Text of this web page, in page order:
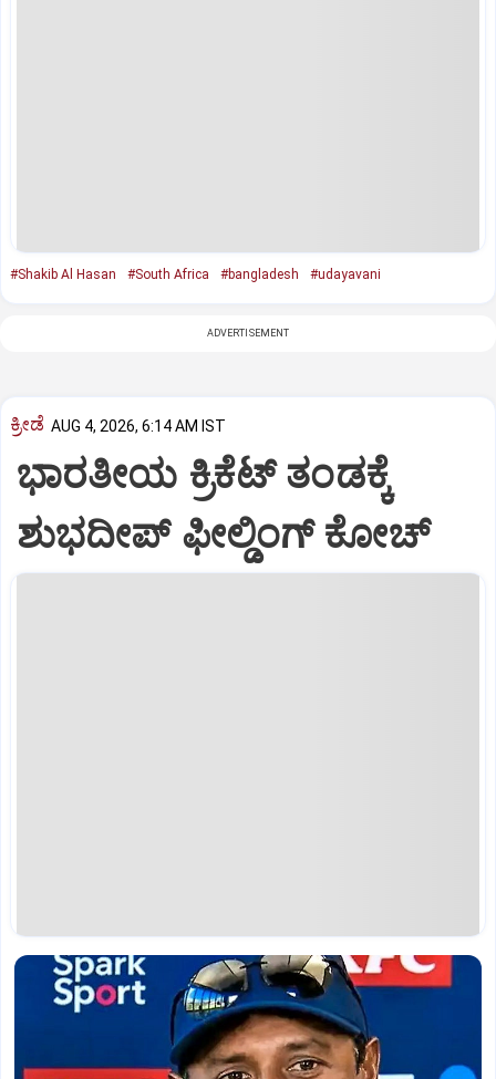
#Shakib Al Hasan #South Africa #bangladesh #udayavani
ADVERTISEMENT
ಕ್ರೀಡೆ AUG 4, 2026, 6:14 AM IST
ಭಾರತೀಯ ಕ್ರಿಕೆಟ್‌ ತಂಡಕ್ಕೆ
ಶುಭದೀಪ್‌ ಫೀಲ್ಡಿಂಗ್‌ ಕೋಚ್‌